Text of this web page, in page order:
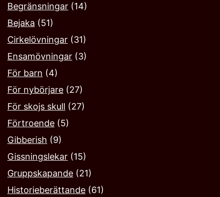
Begränsningar (14)
Bejaka‎ (51)
Cirkelövningar (31)
Ensamövningar (3)
För barn (4)
För nybörjare (27)
För skojs skull (27)
Förtroende (5)
Gibberish (9)
Gissningslekar (15)
Gruppskapande (21)
Historieberättande (61)